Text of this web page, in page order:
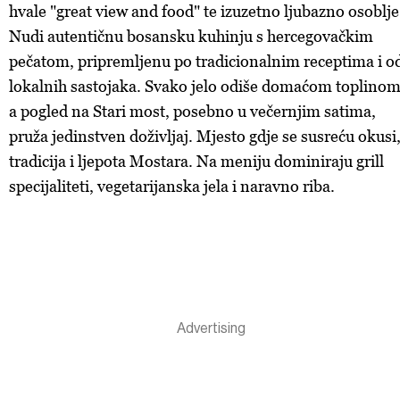
hvale "great view and food" te izuzetno ljubazno
Nudi autentičnu bosansku kuhinju s hercegovačkim
pečatom, pripremljenu po tradicionalnim receptima i
lokalnih sastojaka. Svako jelo odiše domaćom
a pogled na Stari most, posebno u večernjim satima,
pruža jedinstven doživljaj. Mjesto gdje se susreću okusi,
tradicija i ljepota Mostara. Na meniju dominiraju grill
specijaliteti, vegetarijanska jela i naravno riba.